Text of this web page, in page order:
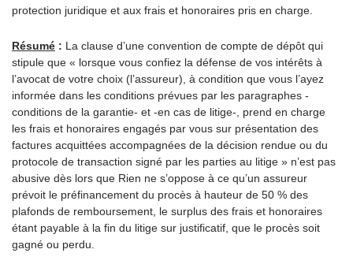
protection juridique et aux frais et honoraires pris en charge.
Résumé : La clause d’une convention de compte de dépôt qui
stipule que « lorsque vous confiez la défense de vos intérêts à
l’avocat de votre choix (l’assureur), à condition que vous l’ayez
informée dans les conditions prévues par les paragraphes -
conditions de la garantie- et -en cas de litige-, prend en charge
les frais et honoraires engagés par vous sur présentation des
factures acquittées accompagnées de la décision rendue ou du
protocole de transaction signé par les parties au litige » n’est pas
abusive dès lors que Rien ne s’oppose à ce qu’un assureur
prévoit le préfinancement du procès à hauteur de 50 % des
plafonds de remboursement, le surplus des frais et honoraires
étant payable à la fin du litige sur justificatif, que le procès soit
gagné ou perdu.